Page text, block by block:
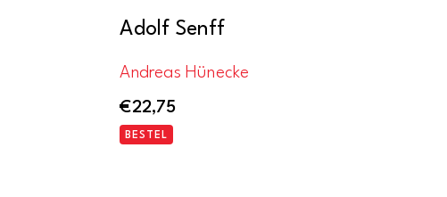
Adolf Senff
Andreas Hünecke
€22,75
BESTEL